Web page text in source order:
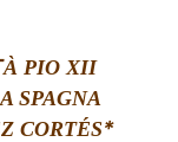
À PIO XII
SPAGNA
CORTÉS*